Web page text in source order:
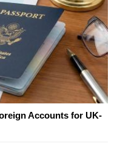
Accounts for UK-